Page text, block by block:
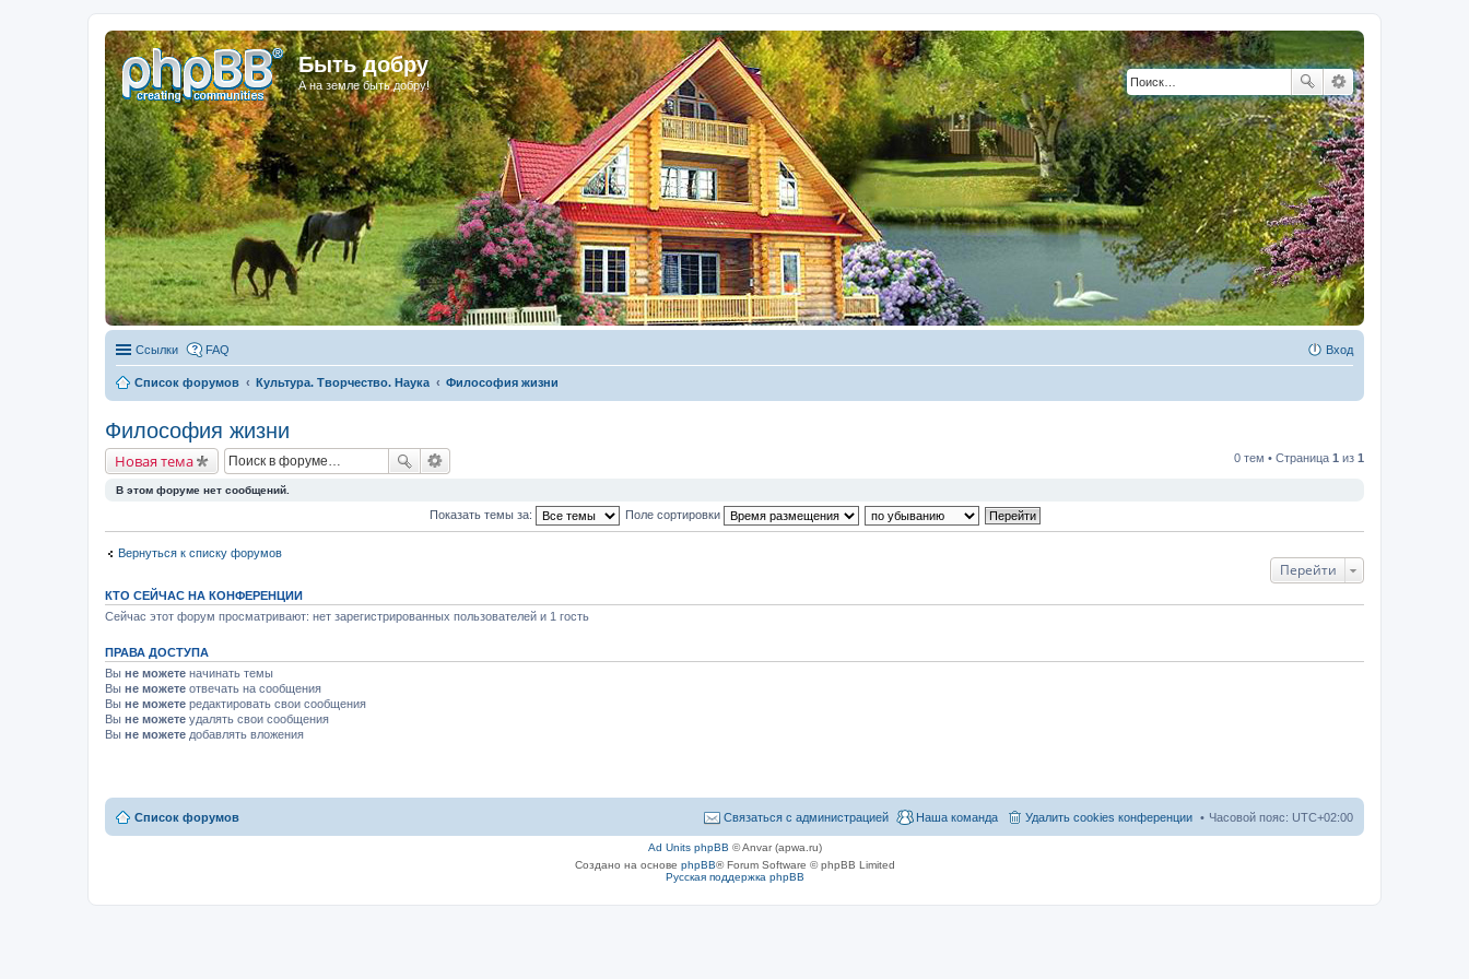
Быть добру
А на земле быть добру!
Ссылки FAQ Вход
Список форумов Культура. Творчество. Наука Философия жизни
Философия жизни
Новая тема 0 тем • Страница 1 из 1
В этом форуме нет сообщений.
Показать темы за: Поле сортировки
Вернуться к списку форумов
Перейти
КТО СЕЙЧАС НА КОНФЕРЕНЦИИ
Сейчас этот форум просматривают: нет зарегистрированных пользователей и 1 гость
ПРАВА ДОСТУПА
Вы не можете начинать темы
Вы не можете отвечать на сообщения
Вы не можете редактировать свои сообщения
Вы не можете удалять свои сообщения
Вы не можете добавлять вложения
Список форумов Часовой пояс: UTC+02:00
Удалить cookies конференции
Наша команда
Связаться с администрацией
Ad Units phpBB © Anvar (apwa.ru)
Создано на основе phpBB® Forum Software © phpBB Limited
Русская поддержка phpBB